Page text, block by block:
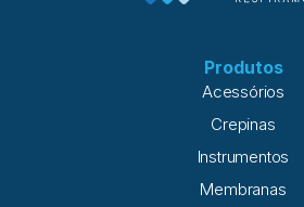
Produtos
Acessórios
Crepinas
Instrumentos
Membranas